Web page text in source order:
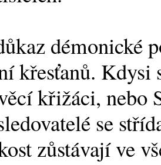
démonické
křesťanů.
křižáci, nebo
se
zůstávají ve